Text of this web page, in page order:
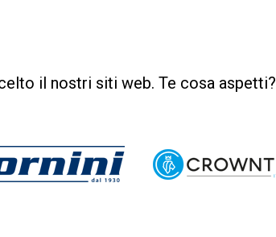
il nostri siti web. Te cosa aspetti?